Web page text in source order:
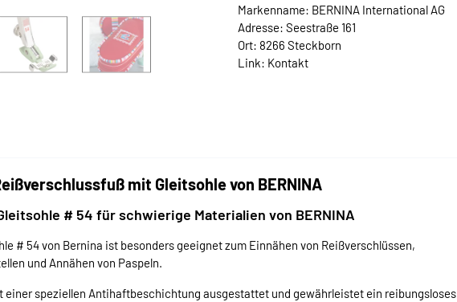
Markenname: BERNINA International AG
Adresse: Seestraße 161
Ort: 8266 Steckborn
Link: Kontakt
mit Gleitsohle von BERNINA
# 54 für schwierige Materialien von BERNINA
# 54 von Bernina ist besonders geeignet zum Einnähen von Reißverschlüssen,
und Annähen von Paspeln.
einer speziellen Antihaftbeschichtung ausgestattet und gewährleistet ein reibungsloses